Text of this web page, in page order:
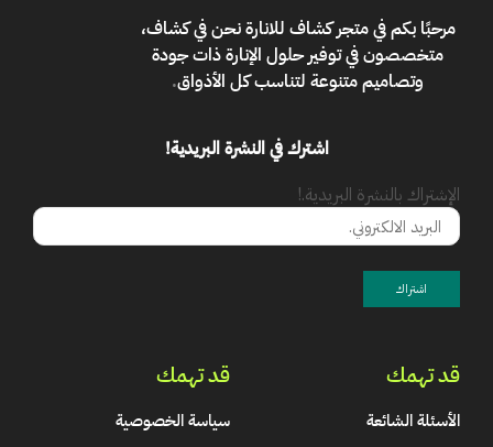
مرحبًا بكم فيمتجر كشاف للانارةنحن في كشاف،
متخصصون في توفير حلول الإنارة ذات جودة
وتصاميم متنوعة لتناسب كل الأذواق.
اشترك في النشرة البريدية!
الإشتراك بالنشرة البريدية.!
قد تهمك
الأسئلة الشائعة
قد تهمك
سياسة الخصوصية